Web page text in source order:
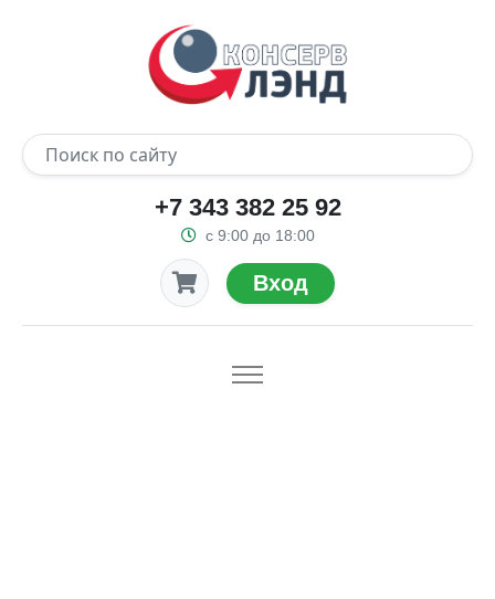
+7 343 382 25 92
с 9:00 до 18:00
Вход